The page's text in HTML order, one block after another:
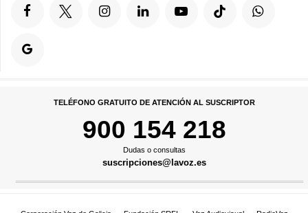
TELÉFONO GRATUITO DE ATENCIÓN AL SUSCRIPTOR
900 154 218
Dudas o consultas
suscripciones@lavoz.es